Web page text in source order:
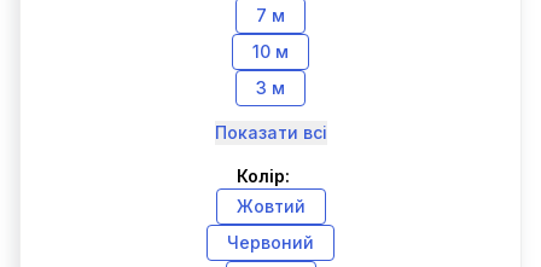
7 м
10 м
3 м
Показати всі
Колір:
Жовтий
Червоний